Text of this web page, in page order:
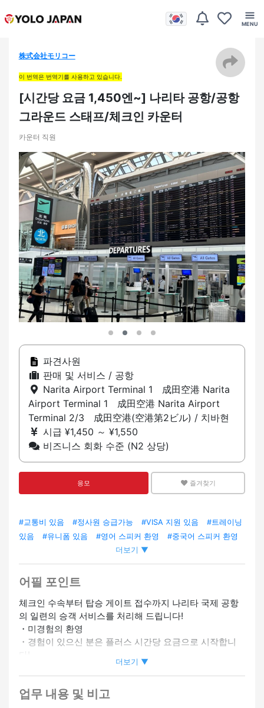
株式会社モリコー
이 번역은 번역기를 사용하고 있습니다.
[시간당 요금 1,450엔~] 나리타 공항/공항
그라운드 스태프/체크인 카운터
카운터 직원
파견사원
판매 및 서비스 / 공항
Narita Airport Terminal 1 成田空港 Narita
Airport Terminal 1 成田空港 Narita Airport
Terminal 2/3 成田空港(空港第2ビル) / 치바현
시급 ¥1,450 ～ ¥1,550
비즈니스 회화 수준 (N2 상당)
응모 즐겨찾기
#교통비 있음 #정사원 승급가능 #VISA 지원 있음
#트레이닝
있음
#유니폼 있음 #영어 스피커 환영
#중국어 스피커 환영
#경험자 우대
인 직원 채용 실적 있음
#역에서 5분 이내 #팀에서 일하기
더보기 ▼
어필 포인트
체크인 수속부터 탑승 게이트 접수까지 나리타 국제 공항
의 일련의 승객 서비스를 처리해 드립니다!
・미경험의 환영
・경험이 있으신 분은 플러스 시간당 요금으로 시작합니
다!
▼ 자격
더보기 ▼
업무 내용 및 비고